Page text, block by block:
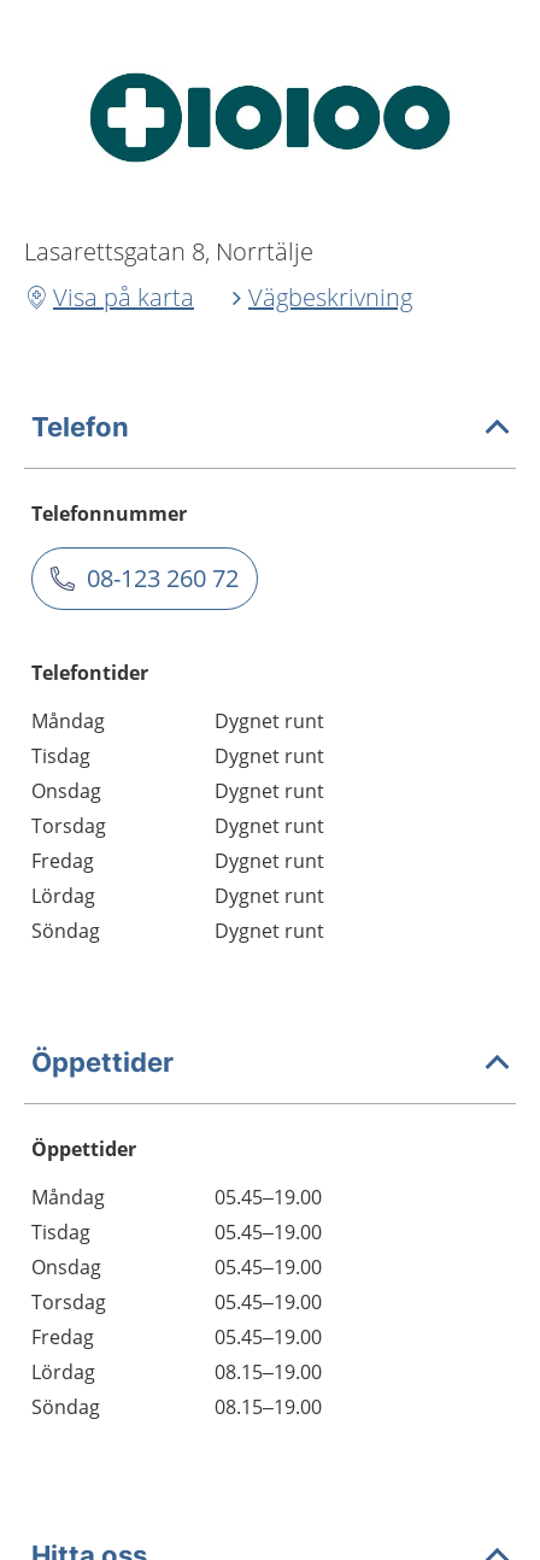
Lasarettsgatan 8, Norrtälje
Visa på karta
Vägbeskrivning
Telefon
Telefonnummer
08-123 260 72
Telefontider
Måndag
Dygnet runt
Tisdag
Dygnet runt
Onsdag
Dygnet runt
Torsdag
Dygnet runt
Fredag
Dygnet runt
Lördag
Dygnet runt
Söndag
Dygnet runt
Öppettider
Öppettider
Dag
Öppettider
Kommentarer
Måndag
05.45–19.00
Tisdag
05.45–19.00
Onsdag
05.45–19.00
Torsdag
05.45–19.00
Fredag
05.45–19.00
Lördag
08.15–19.00
Söndag
08.15–19.00